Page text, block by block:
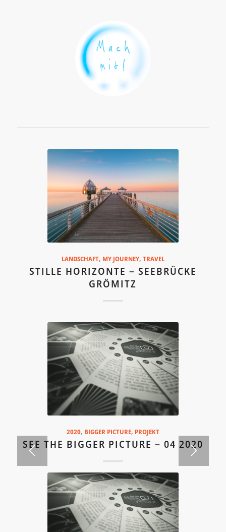
LANDSCHAFT, MY JOURNEY, TRAVEL
STILLE HORIZONTE – SEEBRÜCKE
GRÖMITZ
2020, BIGGER PICTURE, PROJEKT
SEE THE BIGGER PICTURE – 04 2020